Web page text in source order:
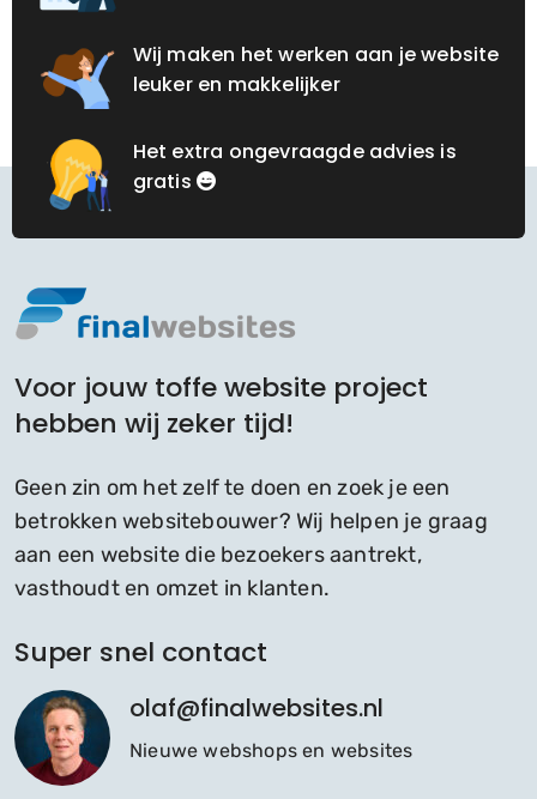
Wij maken het werken aan je website
leuker en makkelijker
Het extra ongevraagde advies is
gratis
Voor jouw toffe website project
hebben wij zeker tijd!
Geen zin om het zelf te doen en zoek je een
betrokken websitebouwer? Wij helpen je graag
aan een website die bezoekers aantrekt,
vasthoudt en omzet in klanten.
Super snel contact
olaf@finalwebsites.nl
Nieuwe webshops en websites